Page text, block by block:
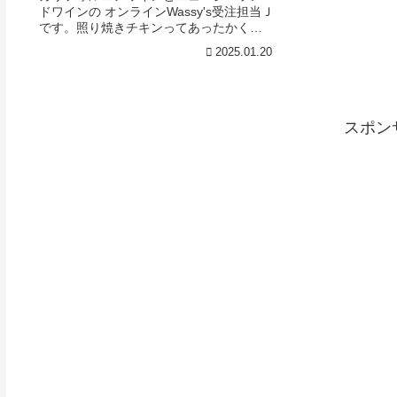
ドワインの オンラインWassy's受注担当Ｊ
です。照り焼きチキンってあったかくて
でできるしごはんに合うのは勿論、酒の
2025.01.20
スポン